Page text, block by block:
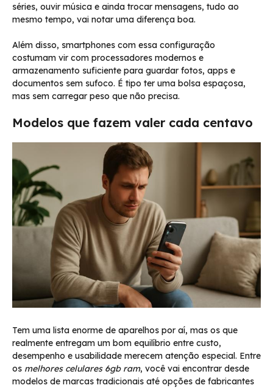
séries, ouvir música e ainda trocar mensagens, tudo ao
mesmo tempo, vai notar uma diferença boa.
Além disso, smartphones com essa configuração
costumam vir com processadores modernos e
armazenamento suficiente para guardar fotos, apps e
documentos sem sufoco. É tipo ter uma bolsa espaçosa,
mas sem carregar peso que não precisa.
Modelos que fazem valer cada centavo
Tem uma lista enorme de aparelhos por aí, mas os que
realmente entregam um bom equilíbrio entre custo,
desempenho e usabilidade merecem atenção especial. Entre
os melhores celulares 6gb ram, você vai encontrar desde
modelos de marcas tradicionais até opções de fabricantes